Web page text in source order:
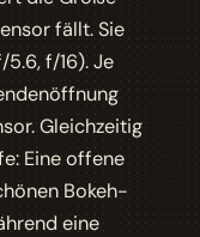
fällt. Sie
5.6, f/16). Je
Gleichzeitig
Eine offene
Bokeh-
eine